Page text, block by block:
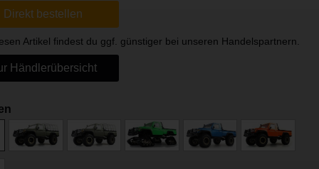
Direkt bestellen
Artikel findest du ggf. günstiger bei unseren Handelspartnern.
Händlerübersicht